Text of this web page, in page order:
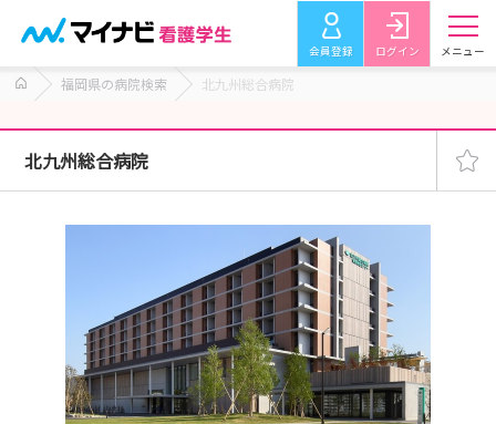
会員登録 ログイン メニュー
福岡県の病院検索 北九州総合病院
北九州総合病院